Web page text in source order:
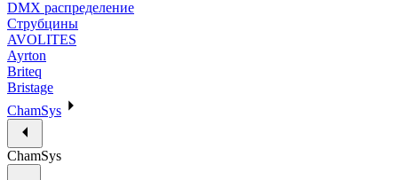
DMX распределение
Струбцины
AVOLITES
Ayrton
Briteq
Bristage
ChamSys
ChamSys